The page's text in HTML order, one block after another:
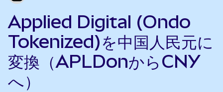
Applied Digital (Ondo
Tokenized)を中国人民元に
変換（APLDonからCNY
へ）